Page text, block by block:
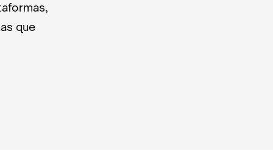
que